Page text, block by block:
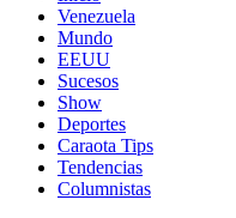
Venezuela
Mundo
EEUU
Sucesos
Show
Deportes
Caraota Tips
Tendencias
Columnistas